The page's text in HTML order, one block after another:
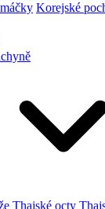
Korejské
Thajské octy